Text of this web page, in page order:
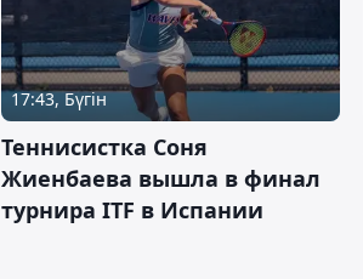
17:43, Бүгін
Теннисистка Соня
Жиенбаева вышла в финал
турнира ITF в Испании